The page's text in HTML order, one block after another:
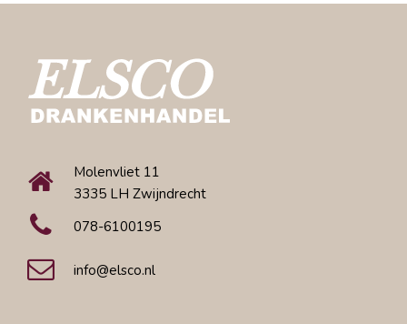
Molenvliet 11
3335 LH Zwijndrecht
078-6100195
info@elsco.nl